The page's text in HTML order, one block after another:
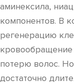
аминексила,
компонентов. В
регенерацию
кровообращение
потерю волос.
достаточно